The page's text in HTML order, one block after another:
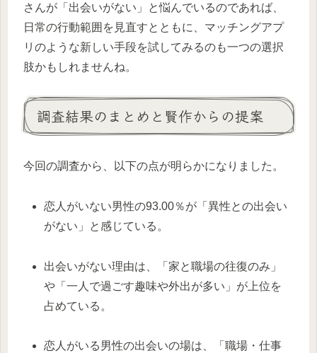
さんが「出会いがない」と悩んでいるのであれば、
日常の行動範囲を見直すとともに、マッチングアプ
リのような新しい手段を試してみるのも一つの選択
肢かもしれませんね。
調査結果のまとめと賢作からの提案
今回の調査から、以下の点が明らかになりました。
恋人がいない男性の93.00％が「異性との出会い
がない」と感じている。
出会いがない理由は、「家と職場の往復のみ」
や「一人で過ごす趣味や外出が多い」が上位を
占めている。
恋人がいる男性の出会いの場は、「職場・仕事